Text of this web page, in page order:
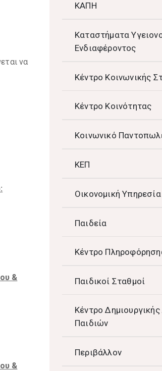
να
&
&
ΚΑΠΗ
Καταστήματα
Ενδιαφέροντος
Κέντρο Κοινωνικής
Κέντρο Κοινότητας
Κοινωνικό
ΚΕΠ
Οικονομική Υπηρεσία
Παιδεία
Κέντρο
Παιδικοί Σταθμοί
Κέντρο
Παιδιών
Περιβάλλον